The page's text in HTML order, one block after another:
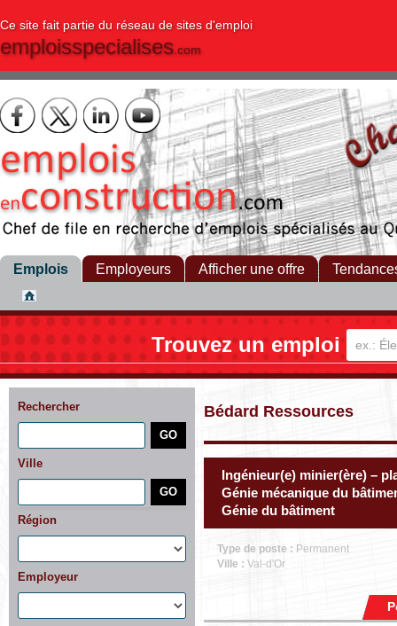
Ce site fait partie du réseau de sites d'emploi
emploisspecialises.com
Emplois Employeurs Afficher une offre
Trouvez un emploi
Rechercher
Ville
Région
Employeur
Bédard Ressources
Ingénieur(e) minier(ère) –
Génie mécanique du
Génie du bâtiment
Type de poste : Permanent
Ville : Val-d'Or